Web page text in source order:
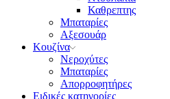
Καθρεπτης
Μπαταρίες
Αξεσουάρ
Κουζίνα
Νεροχύτες
Μπαταρίες
Απορροφητήρες
Ειδικές κατηγορίες